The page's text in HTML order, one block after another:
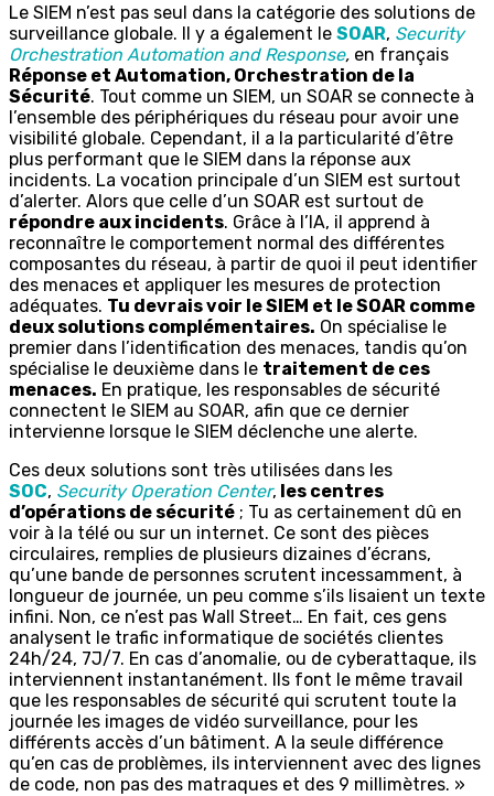
Le SIEM n’est pas seul dans la catégorie des solutions de
surveillance globale. Il y a également le SOAR, Security
Orchestration Automation and Response, en français
Réponse et Automation, Orchestration de la
Sécurité. Tout comme un SIEM, un SOAR se connecte à
l’ensemble des périphériques du réseau pour avoir une
visibilité globale. Cependant, il a la particularité d’être
plus performant que le SIEM dans la réponse aux
incidents. La vocation principale d’un SIEM est surtout
d’alerter. Alors que celle d’un SOAR est surtout de
répondre aux incidents. Grâce à l’IA, il apprend à
reconnaître le comportement normal des différentes
composantes du réseau, à partir de quoi il peut identifier
des menaces et appliquer les mesures de protection
adéquates. Tu devrais voir le SIEM et le SOAR comme
deux solutions complémentaires. On spécialise le
premier dans l’identification des menaces, tandis qu’on
spécialise le deuxième dans le traitement de ces
menaces. En pratique, les responsables de sécurité
connectent le SIEM au SOAR, afin que ce dernier
intervienne lorsque le SIEM déclenche une alerte.
Ces deux solutions sont très utilisées dans les
SOC, Security Operation Center, les centres
d’opérations de sécurité ; Tu as certainement dû en
voir à la télé ou sur un internet. Ce sont des pièces
circulaires, remplies de plusieurs dizaines d’écrans,
qu’une bande de personnes scrutent incessamment, à
longueur de journée, un peu comme s’ils lisaient un texte
infini. Non, ce n’est pas Wall Street… En fait, ces gens
analysent le trafic informatique de sociétés clientes
24h/24, 7J/7. En cas d’anomalie, ou de cyberattaque, ils
interviennent instantanément. Ils font le même travail
que les responsables de sécurité qui scrutent toute la
journée les images de vidéo surveillance, pour les
différents accès d’un bâtiment. A la seule différence
qu’en cas de problèmes, ils interviennent avec des lignes
de code, non pas des matraques et des 9 millimètres. »